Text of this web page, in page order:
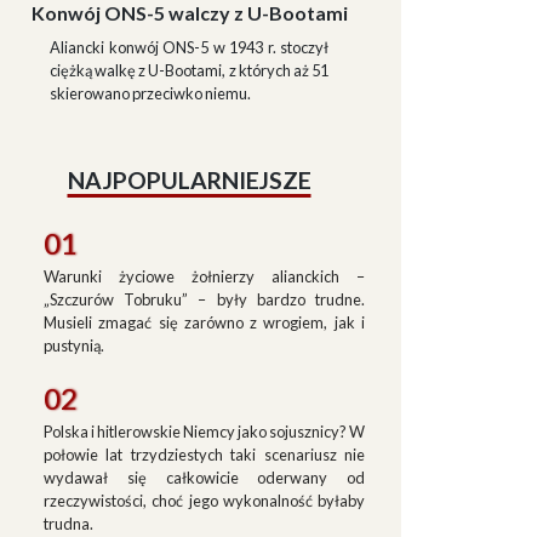
Konwój ONS-5 walczy z U-Bootami
Aliancki konwój ONS-5 w 1943 r. stoczył
ciężką walkę z U-Bootami, z których aż 51
skierowano przeciwko niemu.
NAJPOPULARNIEJSZE
01
Warunki życiowe żołnierzy alianckich –
„Szczurów Tobruku” – były bardzo trudne.
Musieli zmagać się zarówno z wrogiem, jak i
pustynią.
02
Polska i hitlerowskie Niemcy jako sojusznicy? W
połowie lat trzydziestych taki scenariusz nie
wydawał się całkowicie oderwany od
rzeczywistości, choć jego wykonalność byłaby
trudna.